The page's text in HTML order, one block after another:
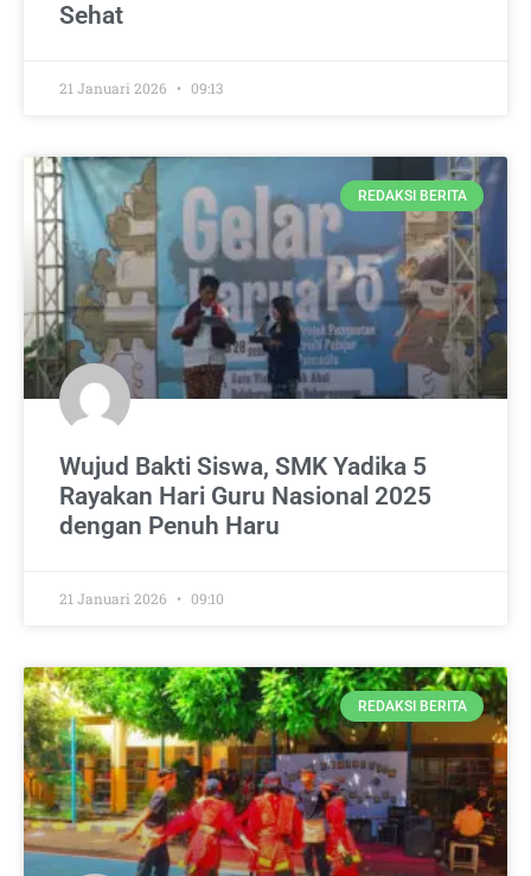
Sehat
21 Januari 2026 09:13
REDAKSI BERITA
Wujud Bakti Siswa, SMK Yadika 5
Rayakan Hari Guru Nasional 2025
dengan Penuh Haru
21 Januari 2026 09:10
REDAKSI BERITA